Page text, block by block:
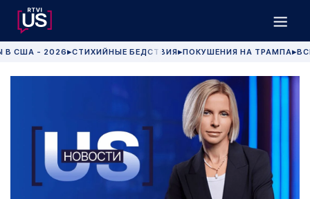
В США - 2026 ▶СТИХИЙНЫЕ БЕДСТВИЯ▶ПОКУШЕНИЯ НА ТРАМПА▶